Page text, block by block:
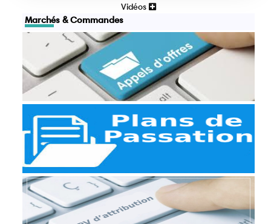
Vidéos
Marchés & Commandes
Appels d'offres
Appels d'offres
Plans de passation